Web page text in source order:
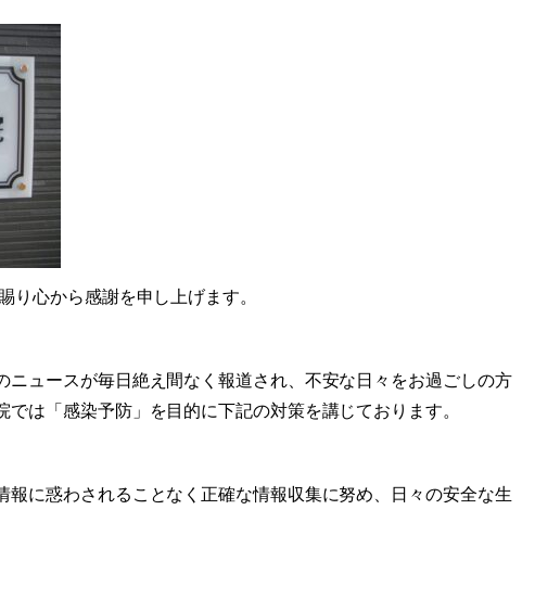
り心から感謝を申し上げます。
ュースが毎日絶え間なく報道され、不安な日々をお過ごしの方
は「感染予防」を目的に下記の対策を講じております。
に惑わされることなく正確な情報収集に努め、日々の安全な生